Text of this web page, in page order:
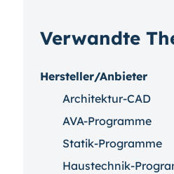
Verwandte
Hersteller/Anbieter
Architektur-CAD
AVA-Programme
Statik-Programme
Haustechnik-